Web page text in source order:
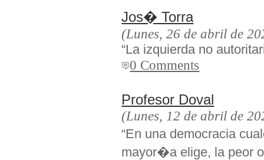
Jos� Torra
(Lunes, 26 de abril de
“La izquierda no
0 Comments
Profesor Doval
(Lunes, 12 de abril de
“En una democracia
mayor�a elige, la peor